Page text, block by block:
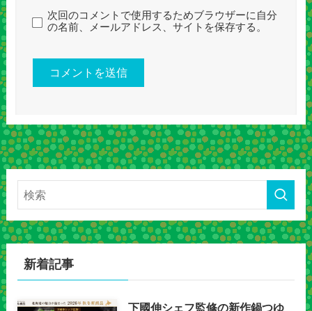
次回のコメントで使用するためブラウザーに自分
の名前、メールアドレス、サイトを保存する。
新着記事
下國伸シェフ監修の新作鍋つゆ